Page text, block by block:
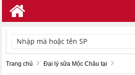
TÌM KIẾM
Trang chủ Đại lý sữa Mộc Châu tại